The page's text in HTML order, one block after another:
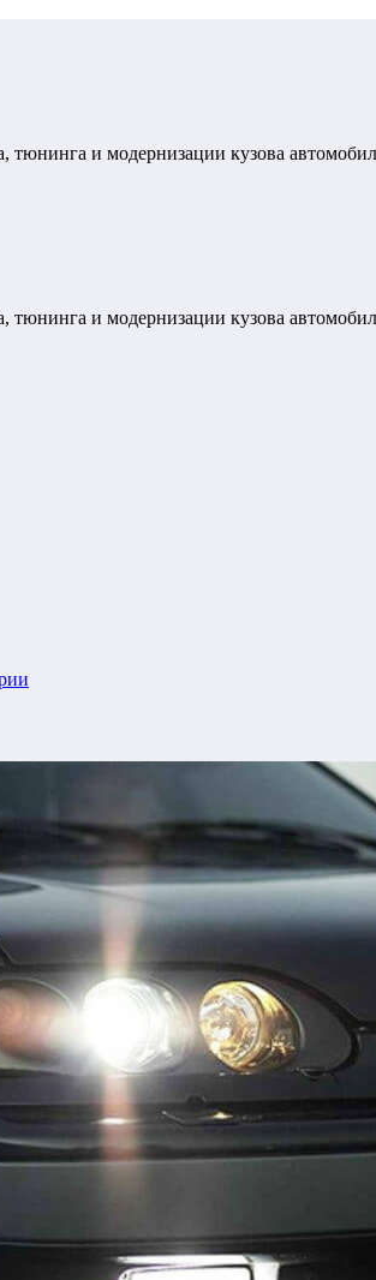
и модернизации кузова
и модернизации кузова